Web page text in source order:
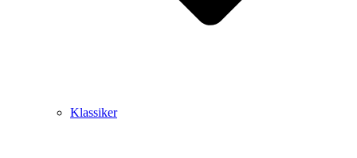
Klassiker